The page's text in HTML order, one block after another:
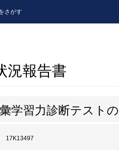
さがす
況報告書
学習力診断テスト
17K13497